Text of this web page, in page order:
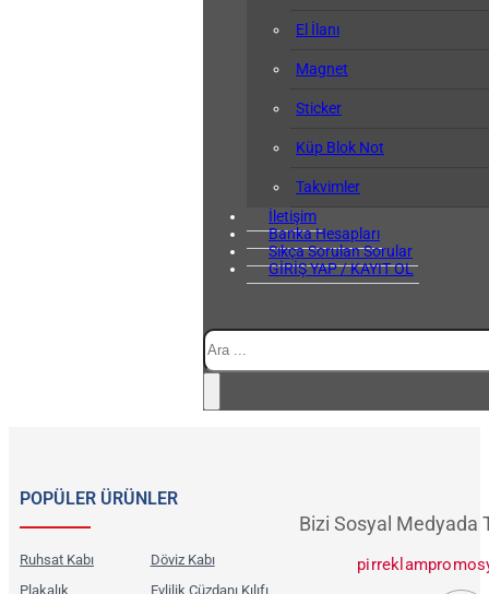
El İlanı
Magnet
Sticker
Küp Blok Not
Takvimler
İletişim
Banka Hesapları
Sıkça Sorulan Sorular
GİRİŞ YAP / KAYIT OL
POPÜLER ÜRÜNLER
Ruhsat Kabı
Plakalık
Döviz Kabı
Evlilik Cüzdanı Kılıfı
Bizi Sosyal Medyada